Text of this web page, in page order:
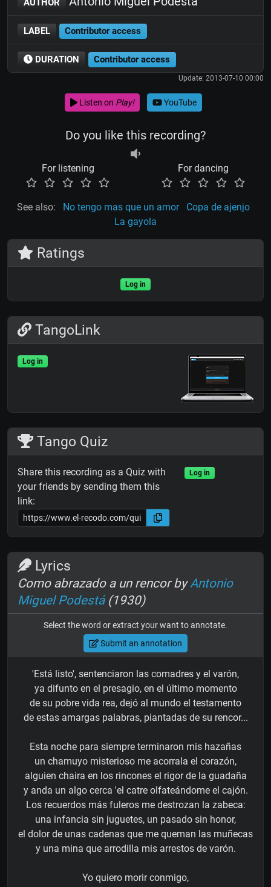
LABEL Contributor access
DURATION Contributor access
Update: 2013-07-10 00:00
Listen on Play! YouTube
Do you like this recording?
For listening For dancing
See also: No tengo mas que un amor
Copa de ajenjo
La gayola
Ratings
Log in
TangoLink
Log in
Tango Quiz
Share this recording as a Quiz with
your friends by sending them this
link:
Log in
Lyrics
Como abrazado a un rencor byAntonio
Miguel Podestá(1930)
Select the word or extract your want to annotate.
Submit an annotation
'Está listo', sentenciaron las comadres y el varón,
ya difunto en el presagio, en el último momento
de su pobre vida rea, dejó al mundo el testamento
de estas amargas palabras, piantadas de su rencor...
Esta noche para siempre terminaron mis hazañas
un chamuyo misterioso me acorrala el corazón,
alguien chaira en los rincones el rigor de la guadaña
y anda un algo cerca 'el catre olfateándome el cajón.
Los recuerdos más fuleros me destrozan la zabeca:
una infancia sin juguetes, un pasado sin honor,
el dolor de unas cadenas que me queman las muñecas
y una mina que arrodilla mis arrestos de varón.
Yo quiero morir conmigo,